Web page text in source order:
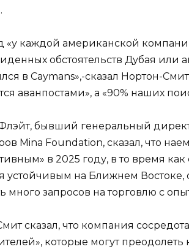
«у каждой американской
обстоятельств Дубая
в Caymans»,-сказал Нортон-
аванпостами», а «90% наших
бывший генеральный
Mina Foundation, сказал, что
в 2025 году, в то время
устойчивым на Ближнем Востоке,
много запросов на торговлю с
сказал, что компания
которые могут